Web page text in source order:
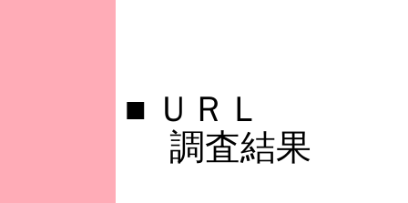
■ ＵＲＬ
調査結果